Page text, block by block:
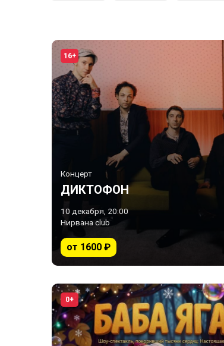
16+
Концерт
ДИКТОФОН
10 декабря, 20:00
Нирвана club
от 1600 ₽
0+